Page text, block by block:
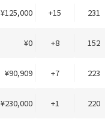
¥125,000 +15 231
¥0 +8 152
¥90,909 +7 223
¥230,000 +1 220